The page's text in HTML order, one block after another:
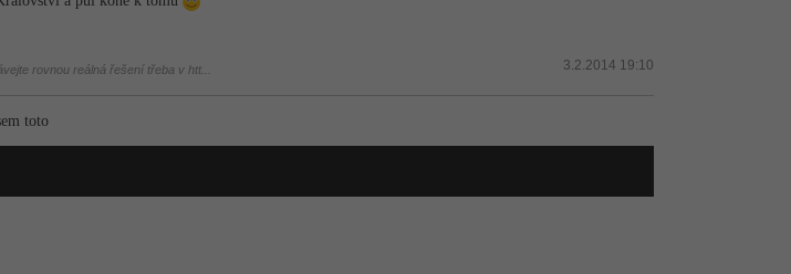
3.2.2014 19:10
rovnou reálná řešení třeba v htt...
toto